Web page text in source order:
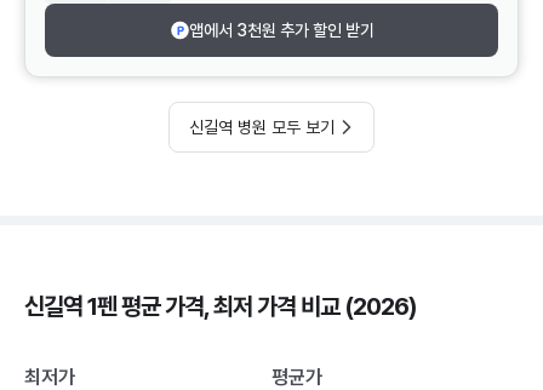
앱에서 3천원 추가 할인 받기
신길역 병원 모두 보기
신길역 1펜 평균 가격, 최저 가격 비교 (2026)
최저가 평균가